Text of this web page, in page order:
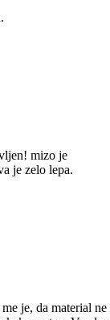
mizo je
je zelo lepa.
je, da material ne